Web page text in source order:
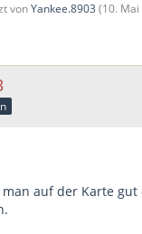
vonYankee.8903 (10.
auf der Karte